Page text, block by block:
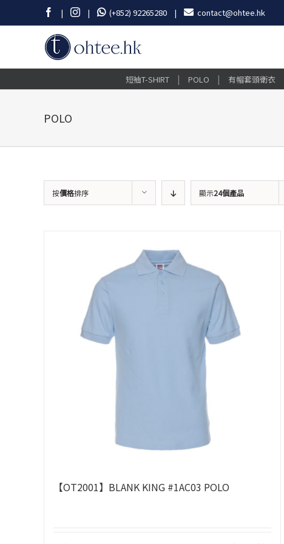
| | (+852) 92265280 | contact@ohtee.hk
短袖T-SHIRT | POLO | 有帽套頭衛衣
POLO
按價格排序 顯示24個產品
【OT2001】BLANK KING #1AC03 POLO